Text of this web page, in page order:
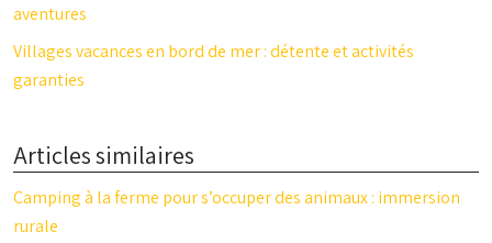
aventures
Villages vacances en bord de mer : détente et activités
garanties
Articles similaires
Camping à la ferme pour s’occuper des animaux : immersion
rurale